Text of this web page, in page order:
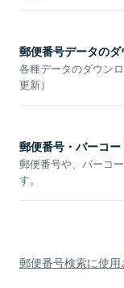
郵便番号データの
各種データのダウン
更新）
郵便番号・バーコ
郵便番号や、バーコ
す。
郵便番号検索に使